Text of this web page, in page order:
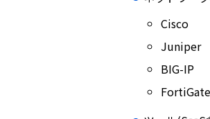
Cisco
Juniper
BIG-IP
FortiGate